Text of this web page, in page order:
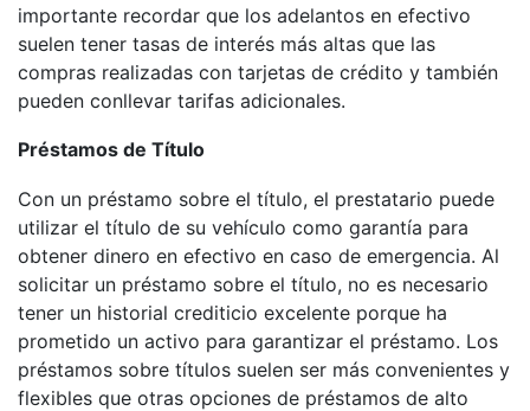
importante recordar que los adelantos en efectivo
suelen tener tasas de interés más altas que las
compras realizadas con tarjetas de crédito y también
pueden conllevar tarifas adicionales.
Préstamos de Título
Con un préstamo sobre el título, el prestatario puede
utilizar el título de su vehículo como garantía para
obtener dinero en efectivo en caso de emergencia. Al
solicitar un préstamo sobre el título, no es necesario
tener un historial crediticio excelente porque ha
prometido un activo para garantizar el préstamo. Los
préstamos sobre títulos suelen ser más convenientes y
flexibles que otras opciones de préstamos de alto